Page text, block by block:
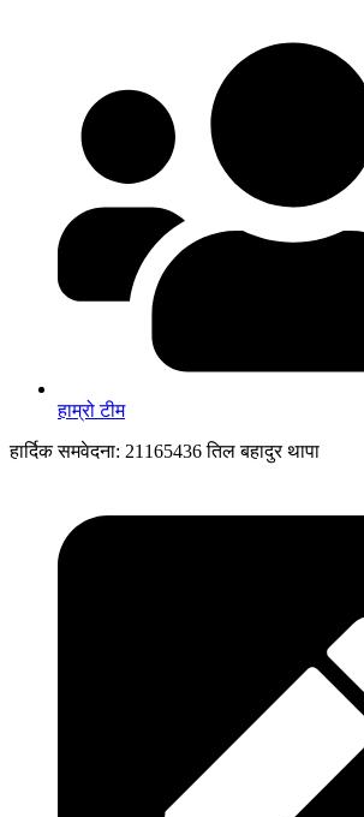
हाम्रो टीम
हार्दिक समवेदना: 21165436 तिल बहादुर थापा